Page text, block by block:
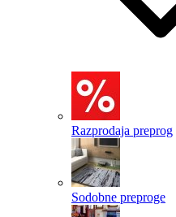
Razprodaja preprog
Sodobne preproge